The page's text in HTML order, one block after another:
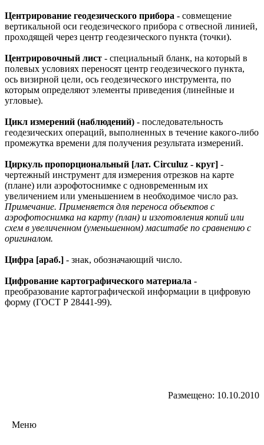
Центрирование геодезического прибора - совмещение
вертикальной оси геодезического прибора с отвесной линией,
проходящей через центр геодезического пункта (точки).
Центрировочный лист - специальный бланк, на который в
полевых условиях переносят центр геодезического пункта,
ось визирной цели, ось геодезического инструмента, по
которым определяют элементы приведения (линейные и
угловые).
Цикл измерений (наблюдений) - последовательность
геодезических операций, выполненных в течение какого-либо
промежутка времени для получения результата измерений.
Циркуль пропорциональный [лат. Circuluz - круг] -
чертежный инструмент для измерения отрезков на карте
(плане) или аэрофотоснимке с одновременным их
увеличением или уменьшением в необходимое число раз.
Примечание. Применяется для переноса объектов с
аэрофотоснимка на карту (план) и изготовления копий или
схем в увеличенном (уменьшенном) масштабе по сравнению с
оригиналом.
Цифра [араб.] - знак, обозначающий число.
Цифрование картографического материала -
преобразование картографической информации в цифровую
форму (ГОСТ Р 28441-99).
Размещено: 10.10.2010
Меню